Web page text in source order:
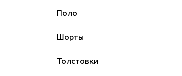
Поло
Шорты
Толстовки